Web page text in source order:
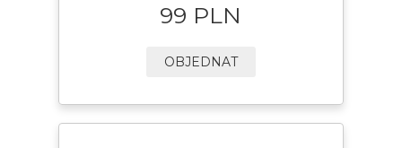
99 PLN
OBJEDNAT